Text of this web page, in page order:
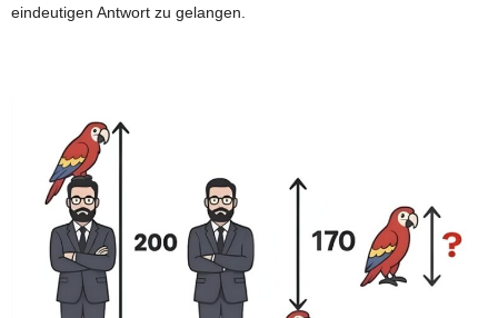
eindeutigen Antwort zu gelangen.